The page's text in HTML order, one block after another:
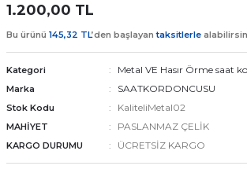
saat kordonu
Kordonları
1.200,00 TL
Bu ürünü 145,32 TL’den başlayantaksitlerle
Kategori Metal VE Hasır Örme saat
Marka SAATKORDONCUSU
Stok Kodu KaliteliMetal02
MAHİYET PASLANMAZ ÇELİK
KARGO DURUMU ÜCRETSİZ KARGO